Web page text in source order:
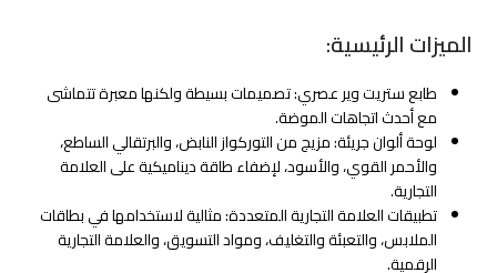
الميزات الرئيسية:
طابع ستريت وير عصري: تصميمات بسيطة ولكنها معبرة تتماشى
مع أحدث اتجاهات الموضة.
لوحة ألوان جريئة: مزيج من التوركواز النابض، والبرتقالي الساطع،
والأحمر القوي، والأسود، لإضفاء طاقة ديناميكية على العلامة
التجارية.
تطبيقات العلامة التجارية المتعددة: مثالية لاستخدامها في بطاقات
الملابس، والتعبئة والتغليف، ومواد التسويق، والعلامة التجارية
الرقمية.